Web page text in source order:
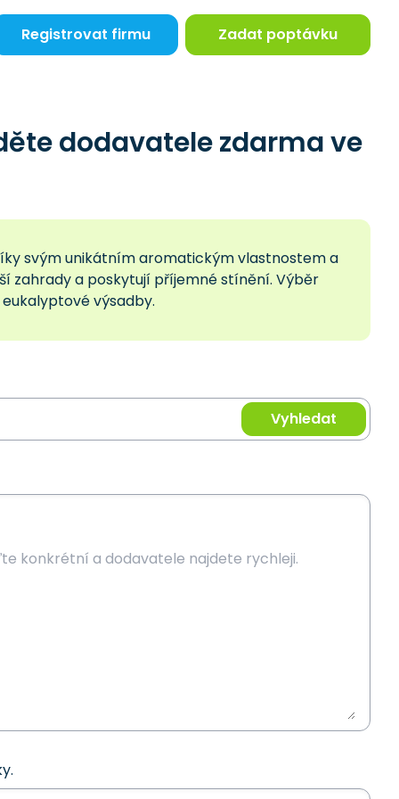
Registrovat firmu Zadat poptávku
dodavatele zdarma ve
svým unikátním aromatickým vlastnostem a
zahrady a poskytují příjemné stínění. Výběr
výsadby.
Vyhledat